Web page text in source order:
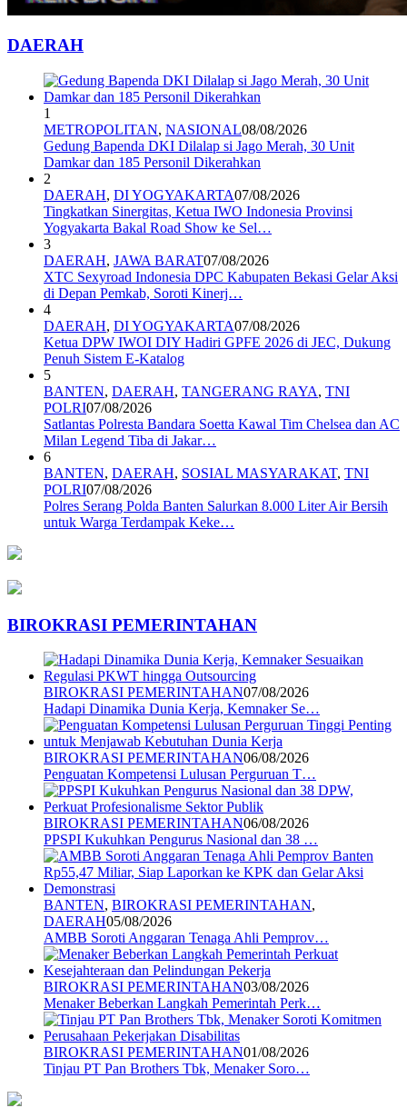
DAERAH
1
METROPOLITAN, NASIONAL08/08/2026
Gedung Bapenda DKI Dilalap si Jago Merah, 30 Unit
Damkar dan 185 Personil Dikerahkan
2
DAERAH, DI YOGYAKARTA07/08/2026
Tingkatkan Sinergitas, Ketua IWO Indonesia Provinsi
Yogyakarta Bakal Road Show ke Sel…
3
DAERAH, JAWA BARAT07/08/2026
XTC Sexyroad Indonesia DPC Kabupaten Bekasi Gelar Aksi
di Depan Pemkab, Soroti Kinerj…
4
DAERAH, DI YOGYAKARTA07/08/2026
Ketua DPW IWOI DIY Hadiri GPFE 2026 di JEC, Dukung
Penuh Sistem E-Katalog
5
BANTEN, DAERAH, TANGERANG RAYA, TNI
POLRI07/08/2026
Satlantas Polresta Bandara Soetta Kawal Tim Chelsea dan AC
Milan Legend Tiba di Jakar…
6
BANTEN, DAERAH, SOSIAL MASYARAKAT, TNI
POLRI07/08/2026
Polres Serang Polda Banten Salurkan 8.000 Liter Air Bersih
untuk Warga Terdampak Keke…
BIROKRASI PEMERINTAHAN
BIROKRASI PEMERINTAHAN07/08/2026
Hadapi Dinamika Dunia Kerja, Kemnaker Se…
BIROKRASI PEMERINTAHAN06/08/2026
Penguatan Kompetensi Lulusan Perguruan T…
BIROKRASI PEMERINTAHAN06/08/2026
PPSPI Kukuhkan Pengurus Nasional dan 38 …
BANTEN, BIROKRASI PEMERINTAHAN,
DAERAH05/08/2026
AMBB Soroti Anggaran Tenaga Ahli Pemprov…
BIROKRASI PEMERINTAHAN03/08/2026
Menaker Beberkan Langkah Pemerintah Perk…
BIROKRASI PEMERINTAHAN01/08/2026
Tinjau PT Pan Brothers Tbk, Menaker Soro…